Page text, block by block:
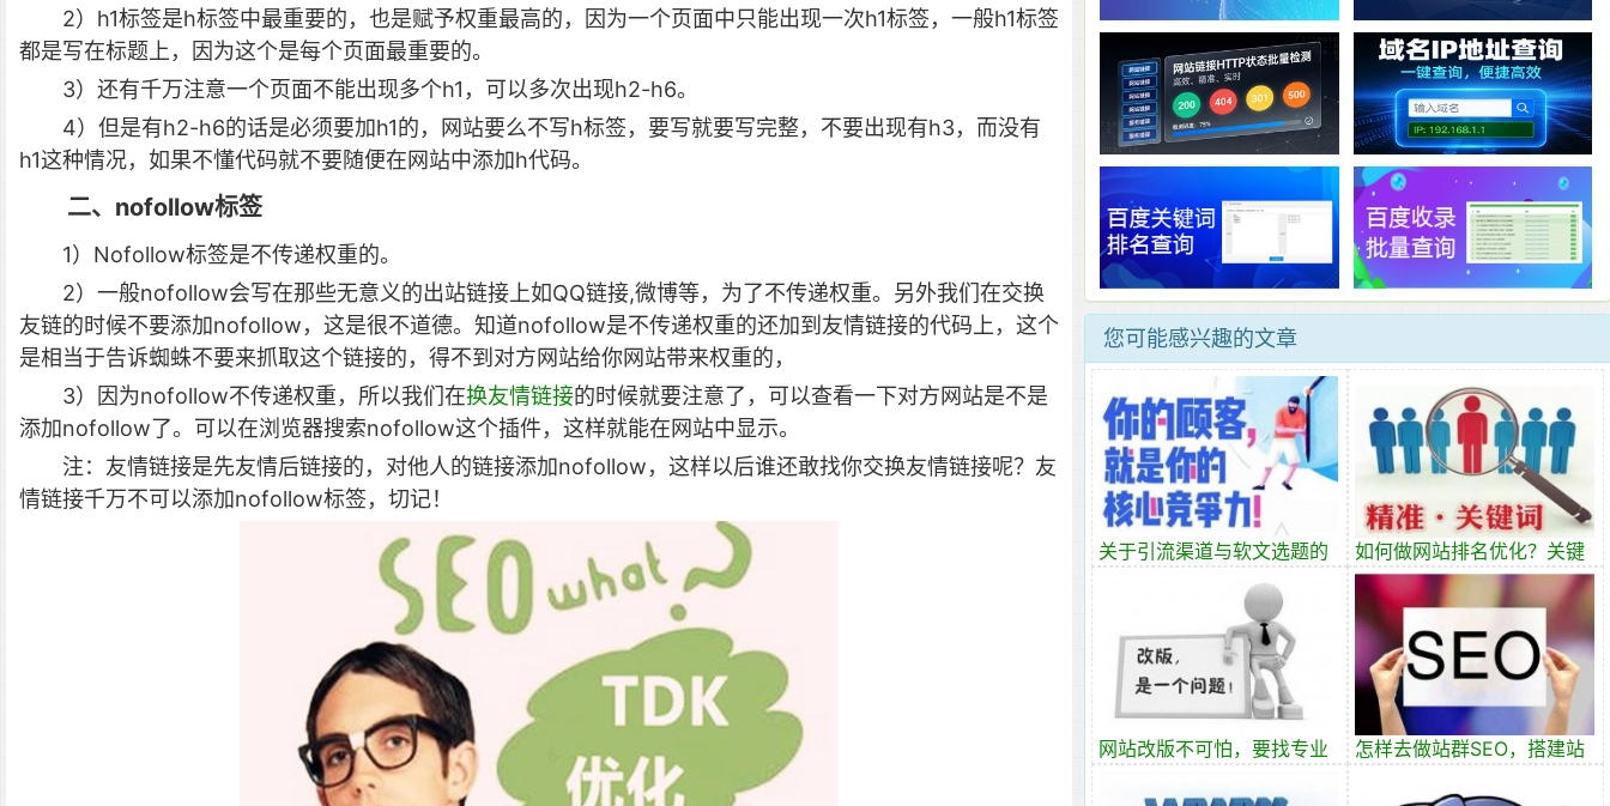
2）h1标签是h标签中最重要的，也是赋予权重最高的，因为一个页面中只能出现一次h1标签，一般h1标签
都是写在标题上，因为这个是每个页面最重要的。
3）还有千万注意一个页面不能出现多个h1，可以多次出现h2-h6。
4）但是有h2-h6的话是必须要加h1的，网站要么不写h标签，要写就要写完整，不要出现有h3，而没有
h1这种情况，如果不懂代码就不要随便在网站中添加h代码。
二、nofollow标签
1）Nofollow标签是不传递权重的。
2）一般nofollow会写在那些无意义的出站链接上如QQ链接,微博等，为了不传递权重。另外我们在交换
友链的时候不要添加nofollow，这是很不道德。知道nofollow是不传递权重的还加到友情链接的代码上，这个
是相当于告诉蜘蛛不要来抓取这个链接的，得不到对方网站给你网站带来权重的，
3）因为nofollow不传递权重，所以我们在换友情链接的时候就要注意了，可以查看一下对方网站是不是
添加nofollow了。可以在浏览器搜索nofollow这个插件，这样就能在网站中显示。
注：友情链接是先友情后链接的，对他人的链接添加nofollow，这样以后谁还敢找你交换友情链接呢？友
情链接千万不可以添加nofollow标签，切记！
您可能感兴趣的文章
关于引流渠道与软文选题的
如何做网站排名优化？关键
词优化首当其选！
网站改版不可怕，要找专业
怎样去做站群SEO，搭建站